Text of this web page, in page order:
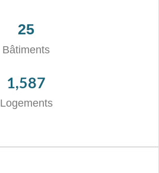
Bâtiments
25
Logements
1,587